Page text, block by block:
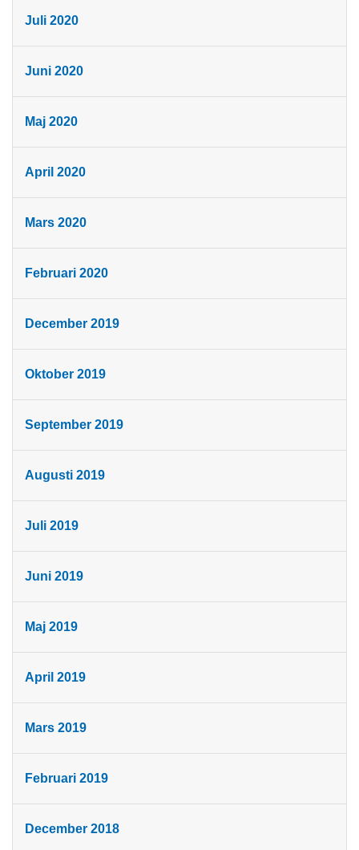
Juli 2020
Juni 2020
Maj 2020
April 2020
Mars 2020
Februari 2020
December 2019
Oktober 2019
September 2019
Augusti 2019
Juli 2019
Juni 2019
Maj 2019
April 2019
Mars 2019
Februari 2019
December 2018